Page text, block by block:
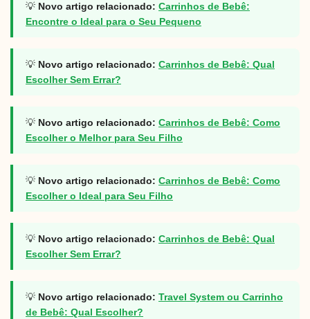
💡 Novo artigo relacionado: Carrinhos de Bebê:
Encontre o Ideal para o Seu Pequeno
💡 Novo artigo relacionado: Carrinhos de Bebê: Qual
Escolher Sem Errar?
💡 Novo artigo relacionado: Carrinhos de Bebê: Como
Escolher o Melhor para Seu Filho
💡 Novo artigo relacionado: Carrinhos de Bebê: Como
Escolher o Ideal para Seu Filho
💡 Novo artigo relacionado: Carrinhos de Bebê: Qual
Escolher Sem Errar?
💡 Novo artigo relacionado: Travel System ou Carrinho
de Bebê: Qual Escolher?